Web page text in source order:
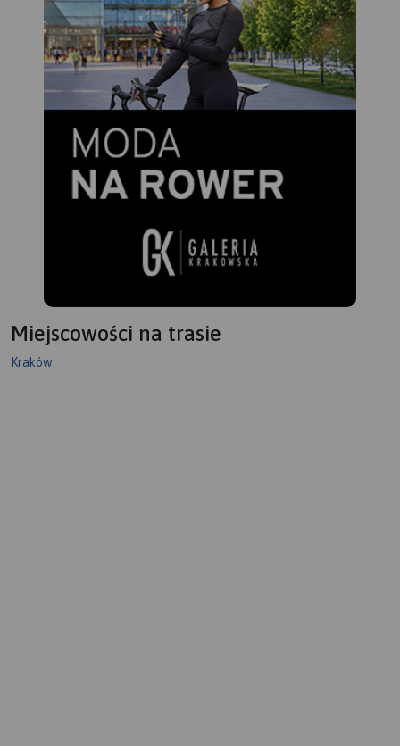
metrów do ul. Bolesława Śmiałego, gdzie znajduję się
przystanek.
Miejscowości na trasie
Kraków